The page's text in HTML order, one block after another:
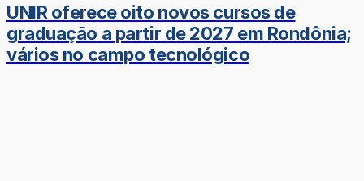
UNIR oferece oito novos cursos de
graduação a partir de 2027 em Rondônia;
vários no campo tecnológico